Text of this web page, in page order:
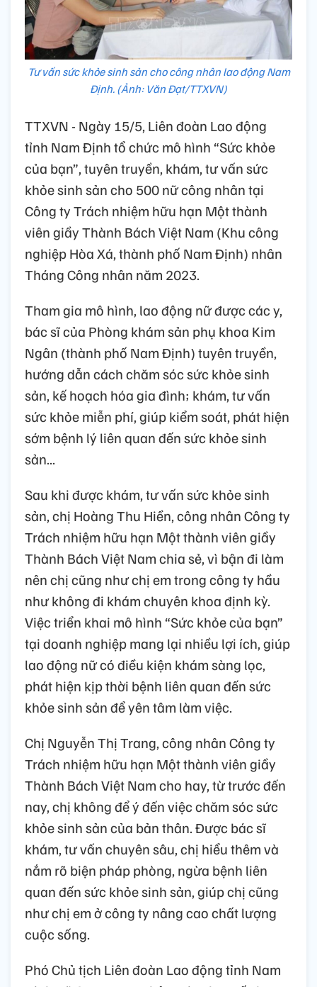
Tư vấn sức khỏe sinh sản cho công nhân lao động Nam
Định. (Ảnh: Văn Đạt/TTXVN)
TTXVN - Ngày 15/5, Liên đoàn Lao động
tỉnh Nam Định tổ chức mô hình “Sức khỏe
của bạn”, tuyên truyền, khám, tư vấn sức
khỏe sinh sản cho 500 nữ công nhân tại
Công ty Trách nhiệm hữu hạn Một thành
viên giầy Thành Bách Việt Nam (Khu công
nghiệp Hòa Xá, thành phố Nam Định) nhân
Tháng Công nhân năm 2023.
Tham gia mô hình, lao động nữ được các y,
bác sĩ của Phòng khám sản phụ khoa Kim
Ngân (thành phố Nam Định) tuyên truyền,
hướng dẫn cách chăm sóc sức khỏe sinh
sản, kế hoạch hóa gia đình; khám, tư vấn
sức khỏe miễn phí, giúp kiểm soát, phát hiện
sớm bệnh lý liên quan đến sức khỏe sinh
sản...
Sau khi được khám, tư vấn sức khỏe sinh
sản, chị Hoàng Thu Hiền, công nhân Công ty
Trách nhiệm hữu hạn Một thành viên giầy
Thành Bách Việt Nam chia sẻ, vì bận đi làm
nên chị cũng như chị em trong công ty hầu
như không đi khám chuyên khoa định kỳ.
Việc triển khai mô hình “Sức khỏe của bạn”
tại doanh nghiệp mang lại nhiều lợi ích, giúp
lao động nữ có điều kiện khám sàng lọc,
phát hiện kịp thời bệnh liên quan đến sức
khỏe sinh sản để yên tâm làm việc.
Chị Nguyễn Thị Trang, công nhân Công ty
Trách nhiệm hữu hạn Một thành viên giầy
Thành Bách Việt Nam cho hay, từ trước đến
nay, chị không để ý đến việc chăm sóc sức
khỏe sinh sản của bản thân. Được bác sĩ
khám, tư vấn chuyên sâu, chị hiểu thêm và
nắm rõ biện pháp phòng, ngừa bệnh liên
quan đến sức khỏe sinh sản, giúp chị cũng
như chị em ở công ty nâng cao chất lượng
cuộc sống.
Phó Chủ tịch Liên đoàn Lao động tỉnh Nam